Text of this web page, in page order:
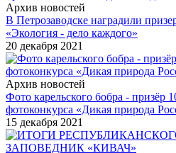
Архив новостей
В Петрозаводске наградили
«Экология - дело каждого»
20 декабря 2021
Архив новостей
Фото карельского бобра - призёр
фотоконкурса «Дикая природа
15 декабря 2021